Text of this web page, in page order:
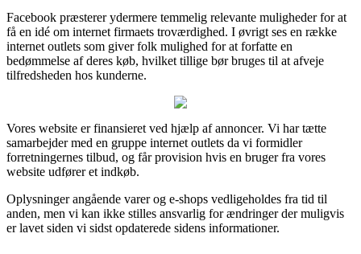
Facebook præsterer ydermere temmelig relevante muligheder for at
få en idé om internet firmaets troværdighed. I øvrigt ses en række
internet outlets som giver folk mulighed for at forfatte en
bedømmelse af deres køb, hvilket tillige bør bruges til at afveje
tilfredsheden hos kunderne.
Vores website er finansieret ved hjælp af annoncer. Vi har tætte
samarbejder med en gruppe internet outlets da vi formidler
forretningernes tilbud, og får provision hvis en bruger fra vores
website udfører et indkøb.
Oplysninger angående varer og e-shops vedligeholdes fra tid til
anden, men vi kan ikke stilles ansvarlig for ændringer der muligvis
er lavet siden vi sidst opdaterede sidens informationer.